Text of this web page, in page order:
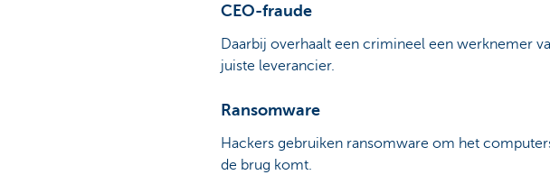
CEO-fraude
Daarbij overhaalt een crimineel een werknemer
juiste leverancier.
Ransomware
Hackers gebruiken ransomware om het
de brug komt.